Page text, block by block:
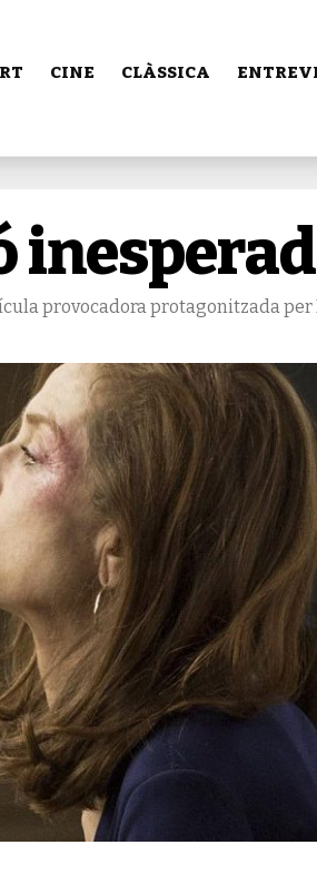
CINE CLÀSSICA
provocadora protagonitzada